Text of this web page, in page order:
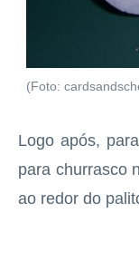
(Foto:
Logo após,
para churrasco
ao redor do